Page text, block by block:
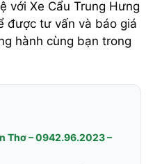
với Xe Cẩu Trung Hưng
được tư vấn và báo giá
hành cùng bạn trong
Thơ – 0942.96.2023 –